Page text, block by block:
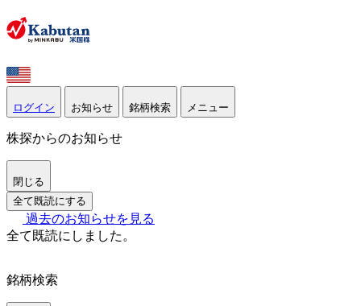
ログイン お知らせ 銘柄検索 メニュー
株探からのお知らせ
閉じる
全て既読にする
過去のお知らせを見る
全て既読にしました。
銘柄検索